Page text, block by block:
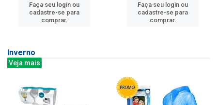
Faça seu login ou
cadastre-se para
comprar.
Faça seu login ou
cadastre-se para
comprar.
Inverno
Veja mais